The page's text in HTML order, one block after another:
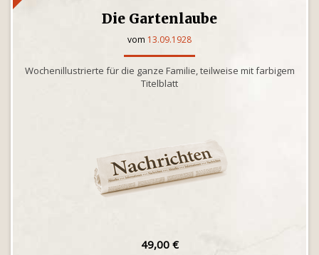
Die Gartenlaube
vom 13.09.1928
Wochenillustrierte für die ganze Familie, teilweise mit farbigem
Titelblatt
49,00 €